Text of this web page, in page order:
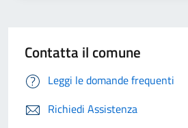
Contatta il comune
Leggi le domande frequenti
Richiedi Assistenza